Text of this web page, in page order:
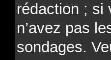
rédaction ; si
n’avez pas
sondages.